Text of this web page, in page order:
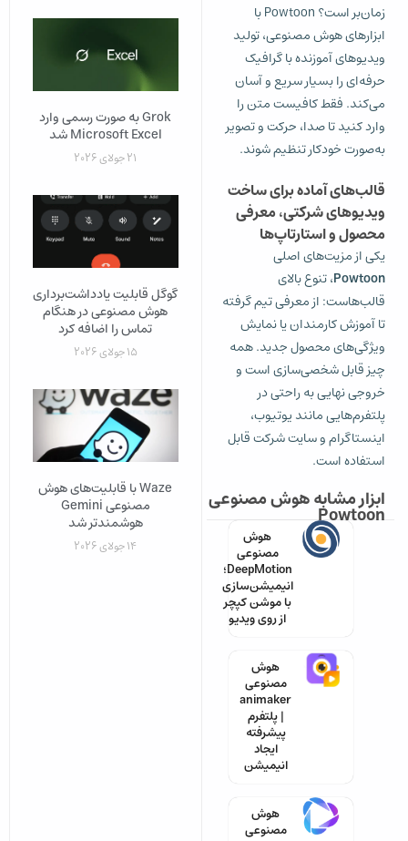
زمان‌بر است؟ Powtoon با
ابزارهای هوش مصنوعی، تولید
ویدیوهای آموزنده با گرافیک
حرفه‌ای را بسیار سریع و آسان
می‌کند. فقط کافیست متن را
وارد کنید تا صدا، حرکت و تصویر
به‌صورت خودکار تنظیم شوند.
قالب‌های آماده برای ساخت
ویدیوهای شرکتی، معرفی
محصول و استارتاپ‌ها
یکی از مزیت‌های اصلی
Powtoon، تنوع بالای
قالب‌هاست: از معرفی تیم گرفته
تا آموزش کارمندان یا نمایش
ویژگی‌های محصول جدید. همه
چیز قابل شخصی‌سازی است و
خروجی نهایی به راحتی در
پلتفرم‌هایی مانند یوتیوب،
اینستاگرام و سایت شرکت قابل
استفاده است.
ابزار مشابه هوش مصنوعی
Powtoon
هوش
مصنوعی
DeepMotion؛
انیمیشن‌سازی
با موشن کپچر
از روی ویدیو
هوش
مصنوعی
animaker
| پلتفرم
پیشرفته
ایجاد
انیمیشن‌
هوش
مصنوعی
Grok به‌ صورت رسمی وارد
Microsoft Excel شد
21 جولای 2026
گوگل قابلیت یادداشت‌برداری
هوش مصنوعی در هنگام
تماس را اضافه کرد
15 جولای 2026
Waze با قابلیت‌های هوش
مصنوعی Gemini
هوشمندتر شد
14 جولای 2026